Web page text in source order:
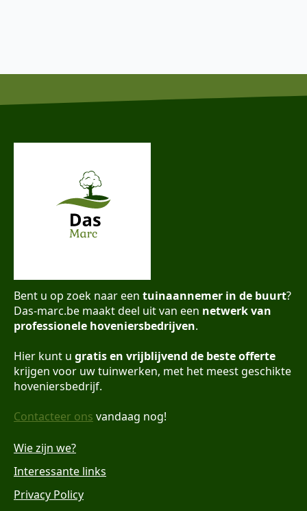
Bent u op zoek naar een tuinaannemer in de buurt?
Das-marc.be maakt deel uit van een netwerk van
professionele hoveniersbedrijven.
Hier kunt u gratis en vrijblijvend de beste offerte
krijgen voor uw tuinwerken, met het meest geschikte
hoveniersbedrijf.
Contacteer ons vandaag nog!
Wie zijn we?
Interessante links
Privacy Policy